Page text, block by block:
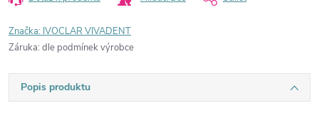
Značka: IVOCLAR VIVADENT
Záruka: dle podmínek výrobce
Popis produktu